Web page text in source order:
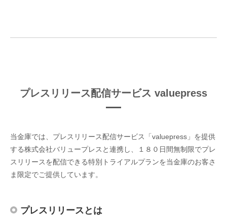
プレスリリース配信サービス valuepress
当金庫では、プレスリリース配信サービス「valuepress」を提供
する株式会社バリュープレスと連携し、１８０日間無制限でプレ
スリリースを配信できる特別トライアルプランを当金庫のお客さ
ま限定でご提供しています。
プレスリリースとは